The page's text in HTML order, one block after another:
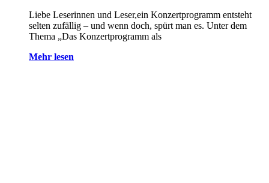
Liebe Leserinnen und Leser,ein Konzertprogramm entsteht
selten zufällig – und wenn doch, spürt man es. Unter dem
Thema „Das Konzertprogramm als
Mehr lesen